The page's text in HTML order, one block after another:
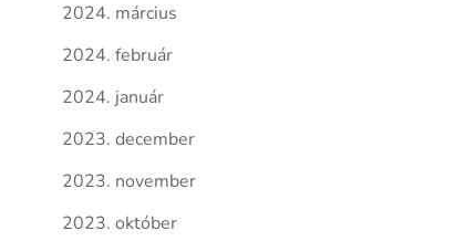
2024. március
2024. február
2024. január
2023. december
2023. november
2023. október